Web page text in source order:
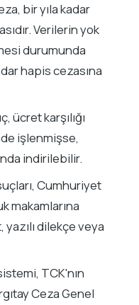
bir yıla kadar
Verilerin yok
durumunda
hapis cezasına
ücret karşılığı
işlenmişse,
indirilebilir.
Cumhuriyet
makamlarına
dilekçe veya
TCK'nın
Ceza Genel